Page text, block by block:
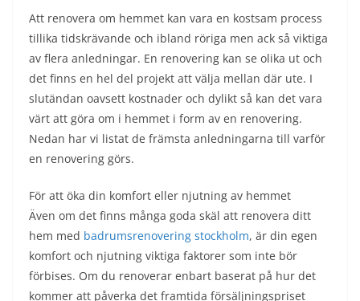
Att renovera om hemmet kan vara en kostsam process
tillika tidskrävande och ibland röriga men ack så viktiga
av flera anledningar. En renovering kan se olika ut och
det finns en hel del projekt att välja mellan där ute. I
slutändan oavsett kostnader och dylikt så kan det vara
värt att göra om i hemmet i form av en renovering.
Nedan har vi listat de främsta anledningarna till varför
en renovering görs.
För att öka din komfort eller njutning av hemmet
Även om det finns många goda skäl att renovera ditt
hem med badrumsrenovering stockholm, är din egen
komfort och njutning viktiga faktorer som inte bör
förbises. Om du renoverar enbart baserat på hur det
kommer att påverka det framtida försäljningspriset